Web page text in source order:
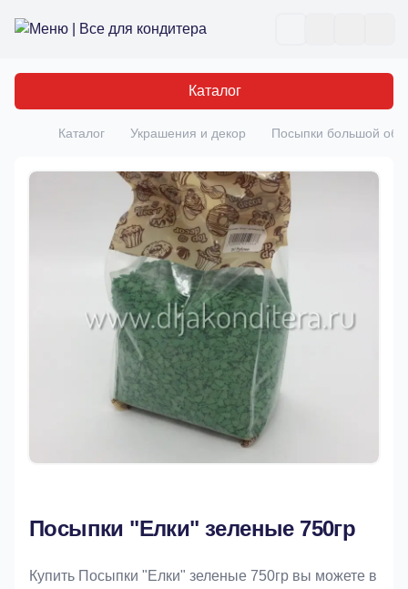
Все для кондитера
Каталог
Главная
Каталог Украшения и декор Посыпки большой
Посыпки "Елки" зеленые 750гр
Купить Посыпки "Елки" зеленые 750гр вы можете в